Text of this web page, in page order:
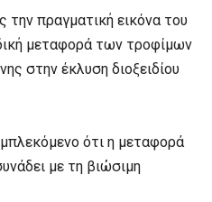
πραγματική εικόνα του
μεταφορά των τροφίμων
στην έκλυση διοξειδίου
ότι η μεταφορά
με τη βιώσιμη